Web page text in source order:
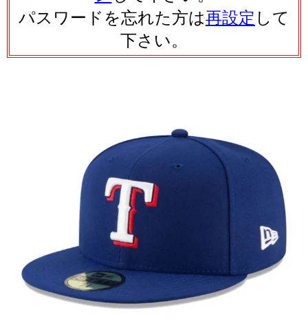
パスワードを忘れた方は再設定 して
下さい。